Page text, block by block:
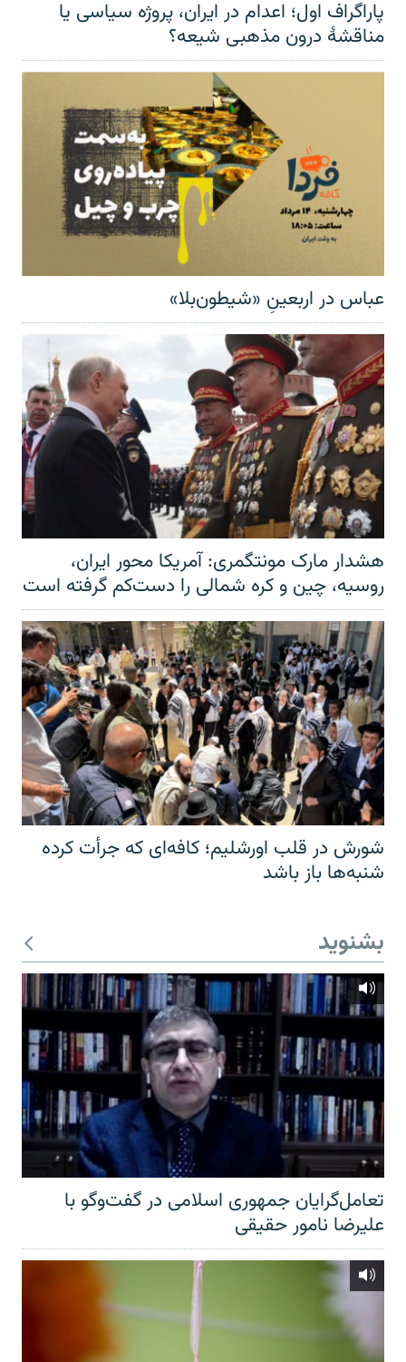
پاراگراف اول؛ اعدام در ایران، پروژه سیاسی یا
مناقشهٔ درون مذهبی شیعه؟
عباس در اربعینِ «شیطون‌بلا»
هشدار مارک مونتگمری: آمریکا محور ایران،
روسیه، چین و کره شمالی را دست‌کم گرفته است
شورش در قلب اورشلیم؛ کافه‌ای که جرأت کرده
شنبه‌ها باز باشد
بشنوید
تعامل‌گرایان جمهوری اسلامی در گفت‌وگو با
علیرضا نامور حقیقی